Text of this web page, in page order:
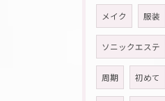
メイク 服装
ソニックエステ
周期 初めて